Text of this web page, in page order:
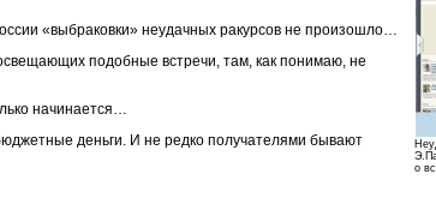
о
«выбраковки» неудачных ракурсов не произошло…
подобные встречи, там, как понимаю, не
начинается…
деньги. И не редко получателями бывают